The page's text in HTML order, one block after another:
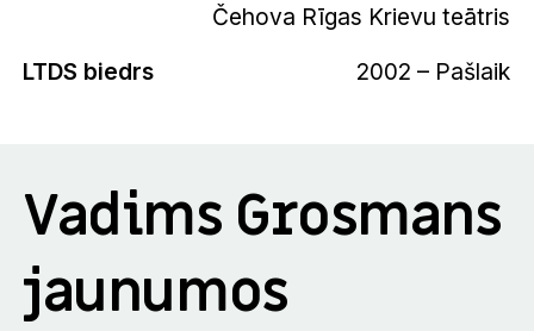
Čehova Rīgas Krievu teātris
LTDS biedrs
2002 – Pašlaik
Vadims Grosmans
jaunumos